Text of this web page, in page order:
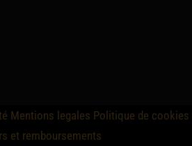
Mentions legales Politique de cookies
et remboursements